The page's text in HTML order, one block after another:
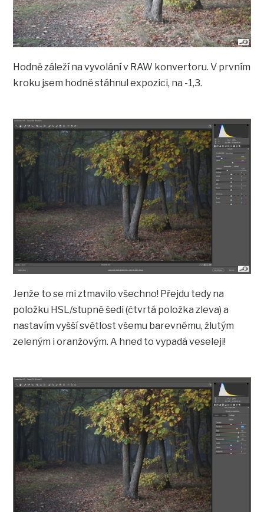
Hodně záleží na vyvolání v RAW konvertoru. V prvním
kroku jsem hodně stáhnul expozici, na -1,3.
Jenže to se mi ztmavilo všechno! Přejdu tedy na
položku HSL/stupně šedi (čtvrtá položka zleva) a
nastavím vyšší světlost všemu barevnému, žlutým
zeleným i oranžovým. A hned to vypadá veseleji!